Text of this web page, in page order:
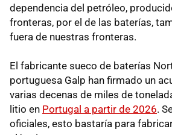
dependencia del petróleo,
fronteras, por el de las baterías,
fuera de nuestras fronteras.
El fabricante sueco de baterías
portuguesa Galp han firmado un
varias decenas de miles de
litio en Portugal a partir de 2026.
oficiales, esto bastaría para